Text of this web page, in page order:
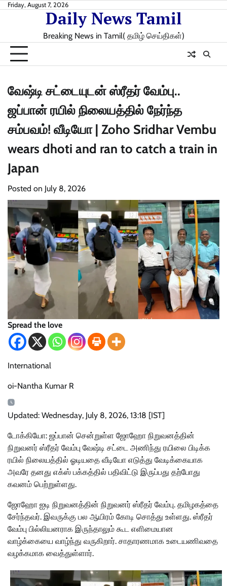
SkipFriday, August 7, 2026
Daily News Tamil
Breaking News in Tamil( தமிழ் செய்திகள்)
வேஷ்டி சட்டையுடன் ஸ்ரீதர் வேம்பு..
ஜப்பான் ரயில் நிலையத்தில் நேர்ந்த
சம்பவம்! வீடியோ | Zoho Sridhar Vembu
wears dhoti and ran to catch a train in
Japan
Posted on July 8, 2026
Spread the love
International
oi-Nantha Kumar R
Updated: Wednesday, July 8, 2026, 13:18 [IST]
டோக்கியோ: ஜப்பான் சென்றுள்ள ஜோஹோ நிறுவனத்தின்
நிறுவனர் ஸ்ரீதர் வேம்பு வேஷ்டி சட்டை அணிந்து ரயிலை பிடிக்க
ரயில் நிலையத்தில் ஓடியதை வீடியோ எடுத்து வேடிக்கையாக
அவரே தனது எக்ஸ் பக்கத்தில் பதிவிட்டு இருப்பது தற்போது
கவனம் பெற்றுள்ளது.
ஜோஹோ ஐடி நிறுவனத்தின் நிறுவனர் ஸ்ரீதர் வேம்பு. தமிழகத்தை
சேர்ந்தவர். இவருக்கு பல ஆயிரம் கோடி சொத்து உள்ளது. ஸ்ரீதர்
வேம்பு பில்லியனராக இருந்தாலும் கூட எளிமையான
வாழ்க்கையை வாழ்ந்து வருகிறார். சாதாரணமாக உடையணிவதை
வழக்கமாக வைத்துள்ளார்.